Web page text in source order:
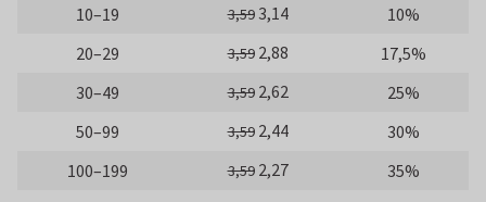
10–19
3,593,14
10%
20–29
3,59 2,88
17,5%
30–49
3,59 2,62
25%
50–99
3,59 2,44
30%
100–199
3,59 2,27
35%